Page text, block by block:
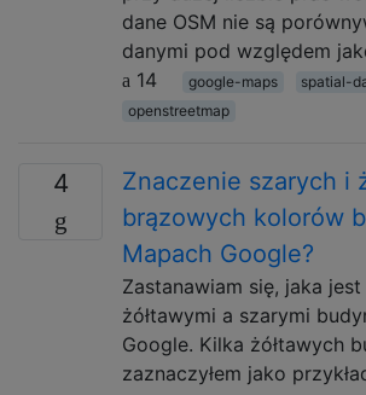
dane OSM nie są
danymi pod względem
14
google-maps
spatial-
openstreetmap
4
Znaczenie szarych i
brązowych kolorów
Mapach Google?
Zastanawiam się, jaka
żółtawymi a szarymi
Google. Kilka żółtawych
zaznaczyłem jako